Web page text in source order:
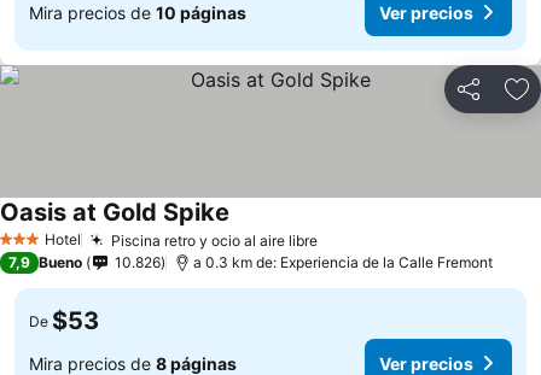
Mira precios de 10 páginas Ver precios
Compartir
3 Estrellas
Hotel Piscina retro y ocio al aire libre
Oasis at Gold Spike
7,9 Bueno 10.826 a 0.3 km de: Experiencia de la Calle Fremont
De $53
Mira precios de 8 páginas Ver precios